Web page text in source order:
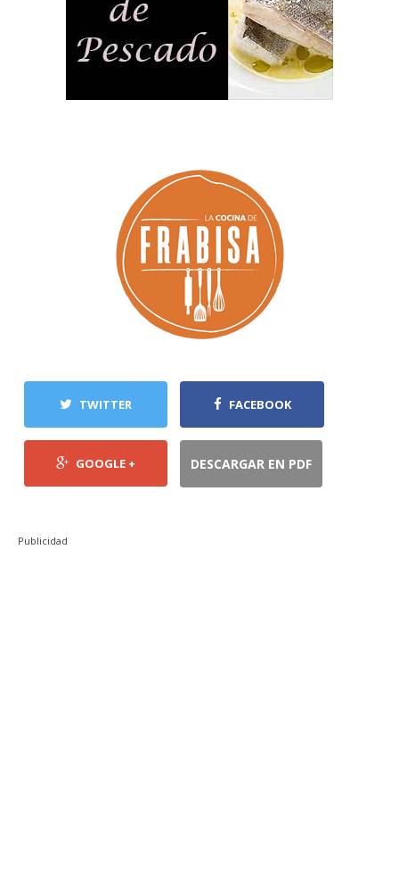
TWITTER FACEBOOK
GOOGLE + DESCARGAR EN PDF
Publicidad